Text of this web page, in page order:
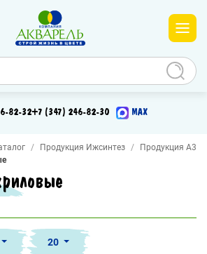
82-32+7 (347) 246-82-30 MAX
Продукция Ижсинтез
Продукция А3
20